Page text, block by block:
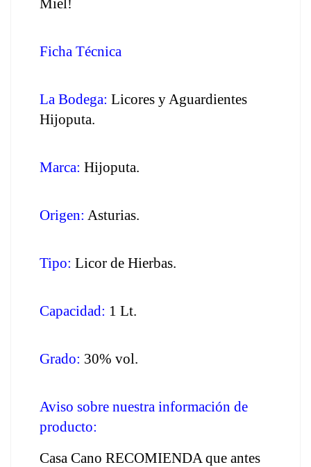
Miel!
Ficha Técnica
La Bodega: Licores y Aguardientes
Hijoputa.
Marca: Hijoputa.
Origen: Asturias.
Tipo: Licor de Hierbas.
Capacidad: 1 Lt.
Grado: 30% vol.
Aviso sobre nuestra información de
producto:
Casa Cano RECOMIENDA que antes